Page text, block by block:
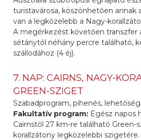
turistavárosa, köszönhetően annak
van a legközelebb a Nagy-
A megérkezést követően transzfer
sétánytól néhány percre található,
szállodához (4 éj).
7. NAP: CAIRNS, NAGY-
GREEN-SZIGET
Szabadprogram, pihenés, lehetőség
Fakultatív program: Egész napos
Cairnstől 27 km-re található Green-
korallzátony legközelebbi